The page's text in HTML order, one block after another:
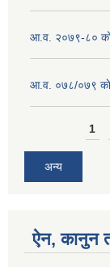
आ.व. २०७९-८० को
आ.व. ०७८/०७९ काे
Pages1
अन्य
ऐन, कानुन